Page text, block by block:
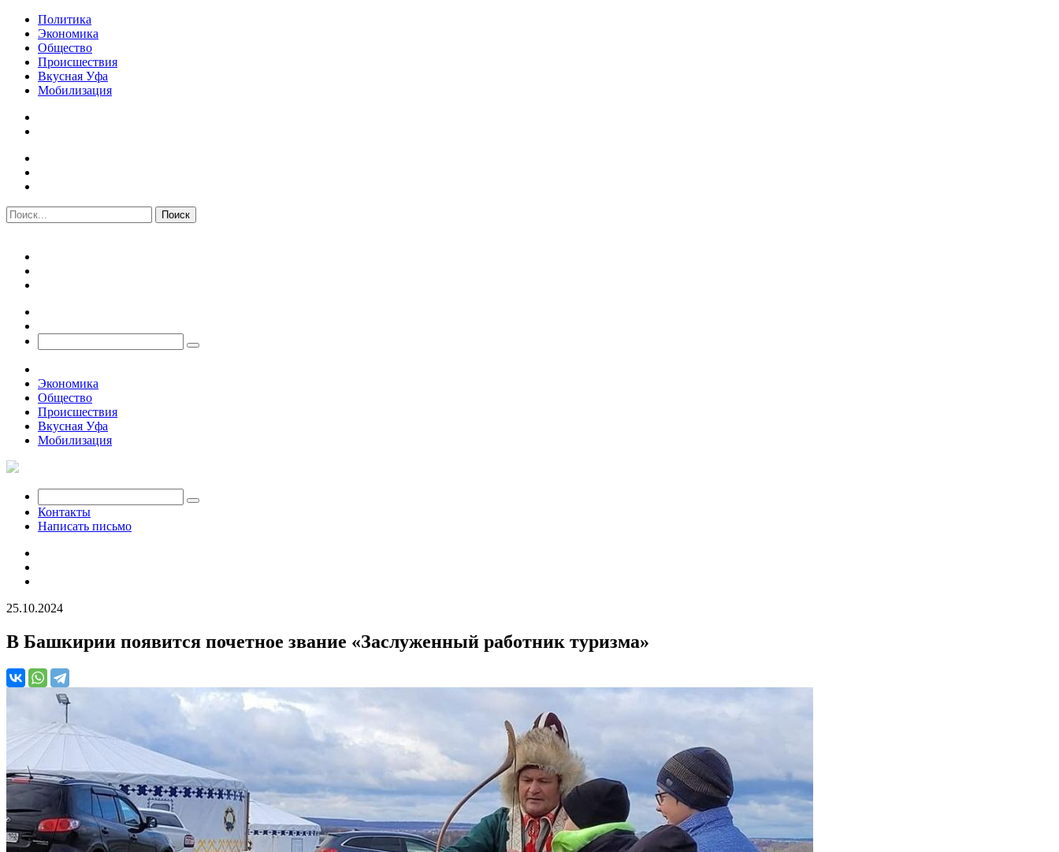
Политика
Экономика
Общество
Происшествия
Вкусная Уфа
Мобилизация
Экономика
Общество
Происшествия
Вкусная Уфа
Мобилизация
Контакты
Написать письмо
25.10.2024
В Башкирии появится почетное звание «Заслуженный работник туризма»